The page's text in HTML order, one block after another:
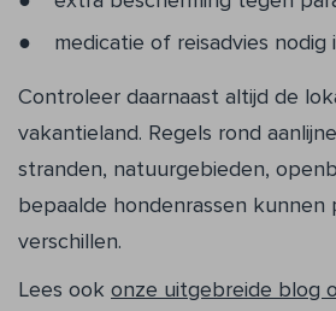
medicatie of reisadvies nodig
Controleer daarnaast altijd de
vakantieland. Regels rond
stranden, natuurgebieden,
bepaalde hondenrassen kunnen
verschillen.
Lees ook onze uitgebreide blog